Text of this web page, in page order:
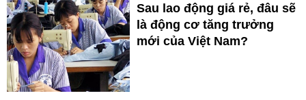
Sau lao động giá rẻ, đâu sẽ
là động cơ tăng trưởng
mới của Việt Nam?